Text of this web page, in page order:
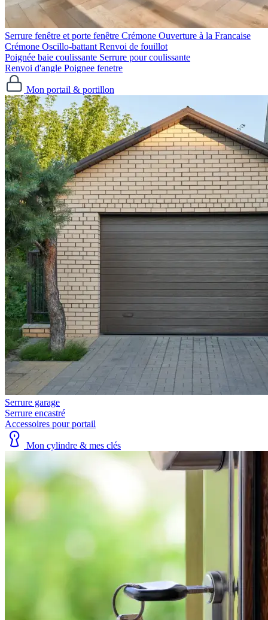
Serrure fenêtre et porte fenêtre Crémone Ouverture à la Francaise
Crémone Oscillo-battant Renvoi de fouillot
Poignée baie coulissante Serrure pour coulissante
Renvoi d'angle Poignee fenetre
Mon portail & portillon
Serrure garage
Serrure encastré
Accessoires pour portail
Mon cylindre & mes clés